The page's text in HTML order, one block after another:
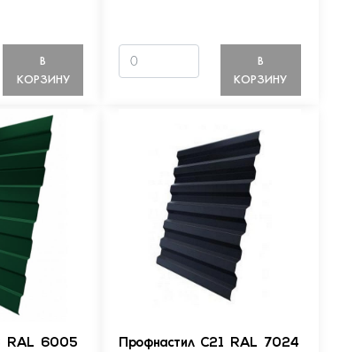
В
КОРЗИНУ
В
КОРЗИНУ
RAL 6005
Профнастил С21 RAL 7024